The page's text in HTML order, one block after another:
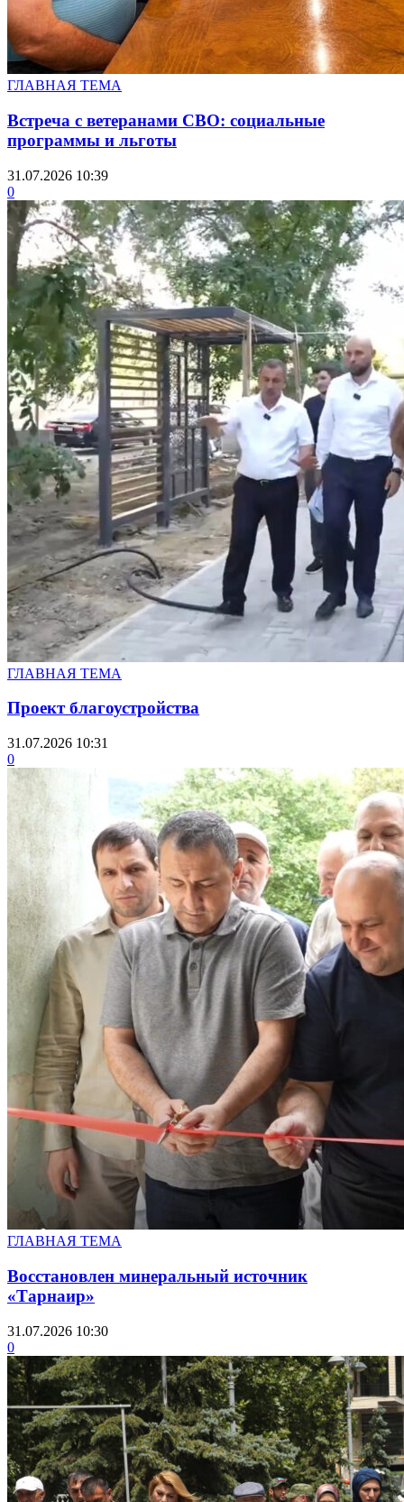
ГЛАВНАЯ ТЕМА
Встреча с ветеранами СВО: социальные
программы и льготы
31.07.2026 10:39
0
ГЛАВНАЯ ТЕМА
Проект благоустройства
31.07.2026 10:31
0
ГЛАВНАЯ ТЕМА
Восстановлен минеральный источник
«Тарнаир»
31.07.2026 10:30
0